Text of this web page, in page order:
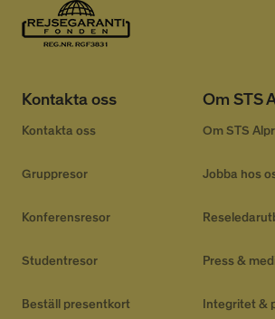
Kontakta oss
Kontakta oss
Gruppresor
Konferensresor
Studentresor
Beställ presentkort
Om STS
Om STS
Jobba hos
Press &
Integritet &
som du gjort som utgör en begäran om
exempel inställning av dina personliga
inloggning eller fyllning av formulär. Du
din webbläsare för att blockera eller varna
personligt identifierbar information.
__cmpcc
Privacy Policy